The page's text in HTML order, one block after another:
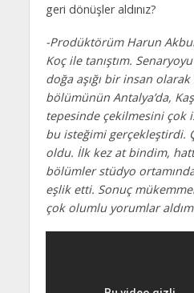
geri dönüşler aldınız?
-Prodüktörüm Harun
Koç ile tanıştım.
doğa aşığı bir insan
bölümünün Antalya’da,
tepesinde çekilmesini çok
bu isteğimi gerçekleştirdi.
oldu. İlk kez at bindim,
bölümler stüdyo
eşlik etti. Sonuç
çok olumlu yorumlar